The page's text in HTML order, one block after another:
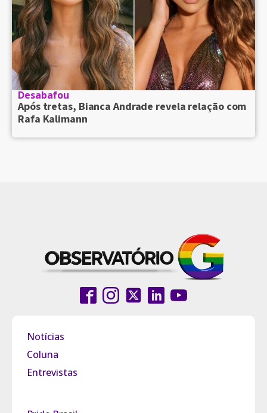
Desabafou
Após tretas, Bianca Andrade revela relação com
Rafa Kalimann
Notícias
Coluna
Entrevistas